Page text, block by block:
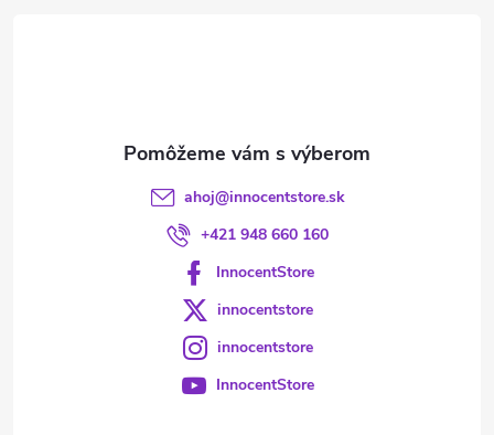
ahoj@innocentstore.sk
+421 948 660 160
InnocentStore
innocentstore
innocentstore
InnocentStore